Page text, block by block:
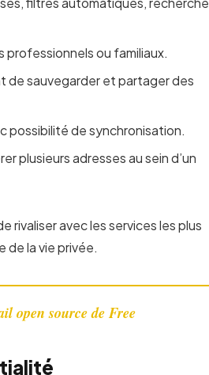
professionnels ou familiaux.
de sauvegarder et partager des
possibilité de synchronisation.
plusieurs adresses au sein d’un
rivaliser avec les services les plus
la vie privée.
open source de Free